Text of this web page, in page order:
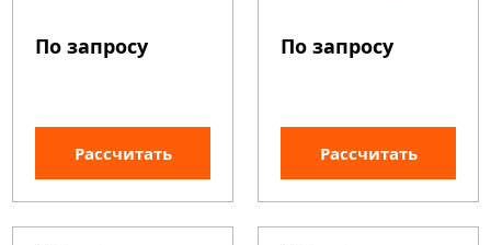
По запросу
Рассчитать
По запросу
Рассчитать